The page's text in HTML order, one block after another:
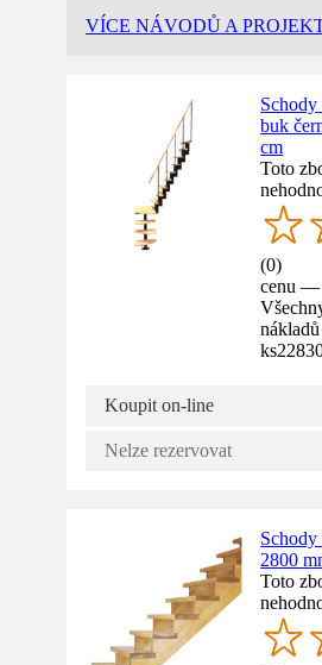
VÍCE NÁVODŮ A
buk
cm
Toto
(0)
cenu —
ks
Koupit on-line
Nelze rezervovat
2800
Toto